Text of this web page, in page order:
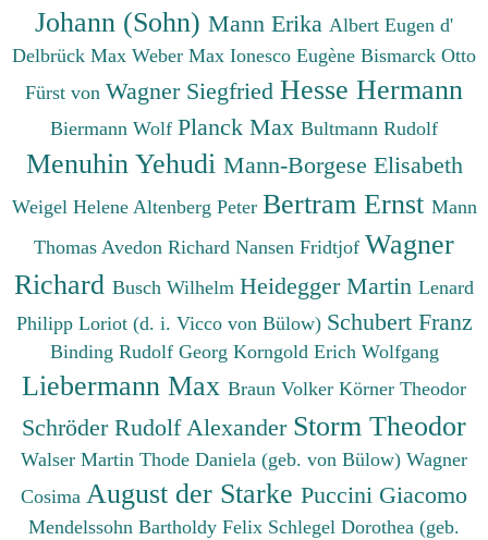
Johann (Sohn) Mann Erika Albert Eugen d'
Delbrück Max Weber Max Ionesco Eugène Bismarck Otto
Fürst von Wagner Siegfried Hesse Hermann
Biermann Wolf Planck Max Bultmann Rudolf
Menuhin Yehudi Mann-Borgese Elisabeth
Weigel Helene Altenberg Peter Bertram Ernst Mann
Thomas Avedon Richard Nansen Fridtjof Wagner
Richard Busch Wilhelm Heidegger Martin Lenard
Philipp Loriot (d. i. Vicco von Bülow) Schubert Franz
Binding Rudolf Georg Korngold Erich Wolfgang
Liebermann Max Braun Volker Körner Theodor
Schröder Rudolf Alexander Storm Theodor
Walser Martin Thode Daniela (geb. von Bülow) Wagner
Cosima August der Starke Puccini Giacomo
Mendelssohn Bartholdy Felix Schlegel Dorothea (geb.